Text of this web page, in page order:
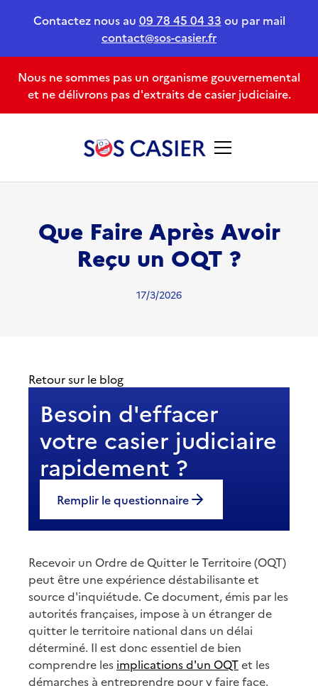
Contactez nous au 09 78 45 04 33 ou par mail
contact@sos-casier.fr
Nous ne sommes pas un organisme gouvernemental
et ne délivrons pas d'extraits de casier judiciaire.
Que Faire Après Avoir
Reçu un OQT ?
17/3/2026
Retour sur le blog
Besoin d'effacer
votre casier judiciaire
rapidement ?
Remplir le questionnaire
Recevoir un Ordre de Quitter le Territoire (OQT)
peut être une expérience déstabilisante et
source d'inquiétude. Ce document, émis par les
autorités françaises, impose à un étranger de
quitter le territoire national dans un délai
déterminé. Il est donc essentiel de bien
comprendre les implications d'un OQTet les
démarches à entreprendre pour y faire face.